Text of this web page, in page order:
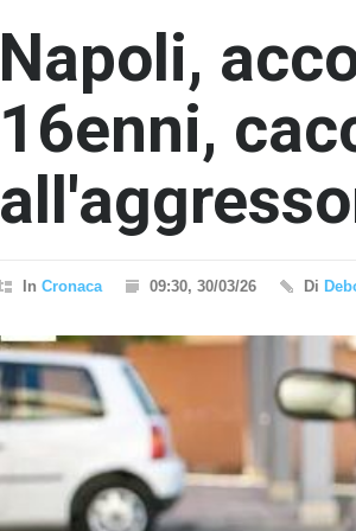
Napoli,
16enni,
In Cronaca 09:30, 30/03/26 Di